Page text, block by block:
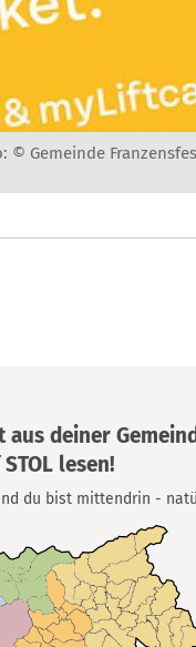
© Gemeinde
aus deiner
lesen!
du bist mittendrin -